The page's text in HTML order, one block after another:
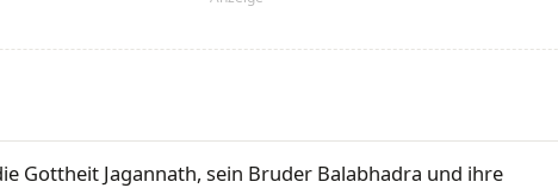
Gottheit Jagannath, sein Bruder Balabhadra und ihre